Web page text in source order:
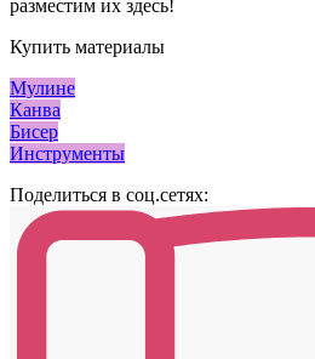
разместим их здесь!
Купить материалы
Мулине
Канва
Бисер
Инструменты
Поделиться в соц.сетях: